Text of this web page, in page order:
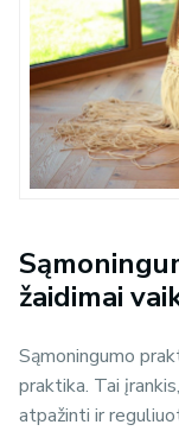
žaidimai
Sąmoningumo
praktika. Tai
atpažinti ir